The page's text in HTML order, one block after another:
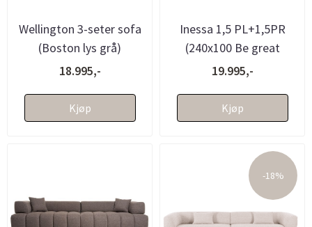
Wellington 3-seter sofa
(Boston lys grå)
18.995,-
Kjøp
Inessa 1,5 PL+1,5PR
(240x100 Be great
Cream11)
19.995,-
Kjøp
-18%